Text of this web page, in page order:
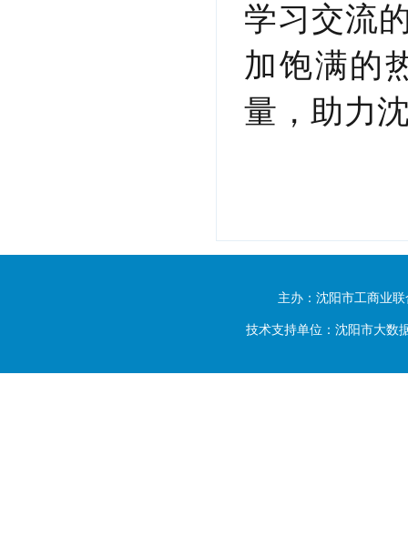
学习交流
加饱满的
量，助力
主办：沈阳市工商业
技术支持单位：沈阳市大数